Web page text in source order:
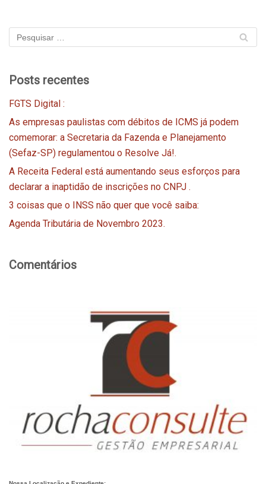
Posts recentes
FGTS Digital :
As empresas paulistas com débitos de ICMS já podem
comemorar: a Secretaria da Fazenda e Planejamento
(Sefaz-SP) regulamentou o Resolve Já!.
A Receita Federal está aumentando seus esforços para
declarar a inaptidão de inscrições no CNPJ .
3 coisas que o INSS não quer que você saiba:
Agenda Tributária de Novembro 2023.
Comentários